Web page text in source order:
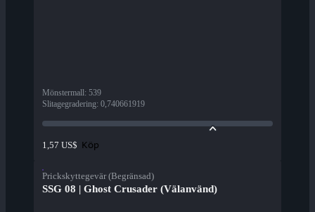
Mönstermall: 539
Slitagegradering: 0,740661919
1,57 US$ Köp
Prickskyttegevär (Begränsad)
SSG 08 | Ghost Crusader (Välanvänd)